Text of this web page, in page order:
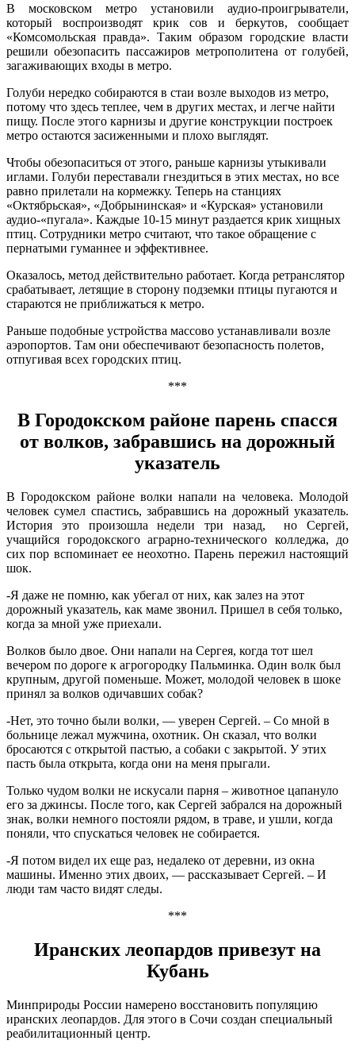
В московском метро установили аудио-проигрыватели,
который воспроизводят крик сов и беркутов, сообщает
«Комсомольская правда». Таким образом городские власти
решили обезопасить пассажиров метрополитена от голубей,
загаживающих входы в метро.
Голуби нередко собираются в стаи возле выходов из метро,
потому что здесь теплее, чем в других местах, и легче найти
пищу. После этого карнизы и другие конструкции построек
метро остаются засиженными и плохо выглядят.
Чтобы обезопаситься от этого, раньше карнизы утыкивали
иглами. Голуби переставали гнездиться в этих местах, но все
равно прилетали на кормежку. Теперь на станциях
«Октябрьская», «Добрынинская» и «Курская» установили
аудио-«пугала». Каждые 10-15 минут раздается крик хищных
птиц. Сотрудники метро считают, что такое обращение с
пернатыми гуманнее и эффективнее.
Оказалось, метод действительно работает. Когда ретранслятор
срабатывает, летящие в сторону подземки птицы пугаются и
стараются не приближаться к метро.
Раньше подобные устройства массово устанавливали возле
аэропортов. Там они обеспечивают безопасность полетов,
отпугивая всех городских птиц.
***
В Городокском районе парень спасся
от волков, забравшись на дорожный
указатель
В Городокском районе волки напали на человека. Молодой
человек сумел спастись, забравшись на дорожный указатель.
История это произошла недели три назад, но Сергей,
учащийся городокского аграрно-технического колледжа, до
сих пор вспоминает ее неохотно. Парень пережил настоящий
шок.
-Я даже не помню, как убегал от них, как залез на этот
дорожный указатель, как маме звонил. Пришел в себя только,
когда за мной уже приехали.
Волков было двое. Они напали на Сергея, когда тот шел
вечером по дороге к агрогородку Пальминка. Один волк был
крупным, другой поменьше. Может, молодой человек в шоке
принял за волков одичавших собак?
-Нет, это точно были волки, — уверен Сергей. – Со мной в
больнице лежал мужчина, охотник. Он сказал, что волки
бросаются с открытой пастью, а собаки с закрытой. У этих
пасть была открыта, когда они на меня прыгали.
Только чудом волки не искусали парня – животное цапануло
его за джинсы. После того, как Сергей забрался на дорожный
знак, волки немного постояли рядом, в траве, и ушли, когда
поняли, что спускаться человек не собирается.
-Я потом видел их еще раз, недалеко от деревни, из окна
машины. Именно этих двоих, — рассказывает Сергей. – И
люди там часто видят следы.
***
Иранских леопардов привезут на
Кубань
Минприроды России намерено восстановить популяцию
иранских леопардов. Для этого в Сочи создан специальный
реабилитационный центр.